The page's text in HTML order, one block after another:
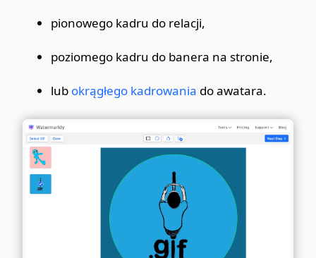
pionowego kadru do relacji,
poziomego kadru do banera na stronie,
lub okrągłego kadrowania do awatara.